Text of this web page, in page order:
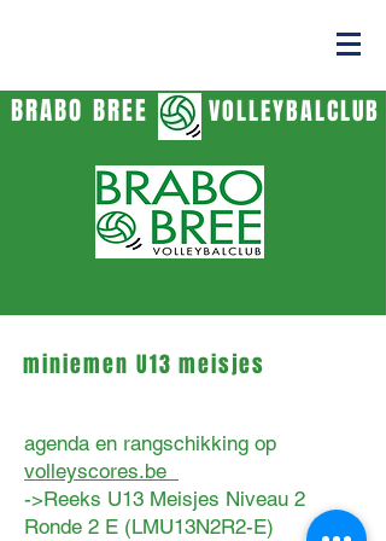
BRABO BREE VOLLEYBALCLUB
miniemen U13 meisjes
agenda en rangschikking op
volleyscores.be
->Reeks U13 Meisjes Niveau 2
Ronde 2 E (LMU13N2R2-E)